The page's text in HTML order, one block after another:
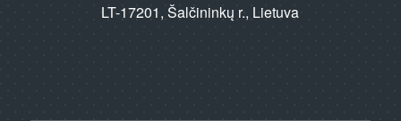
LT-17201, Šalčininkų r., Lietuva